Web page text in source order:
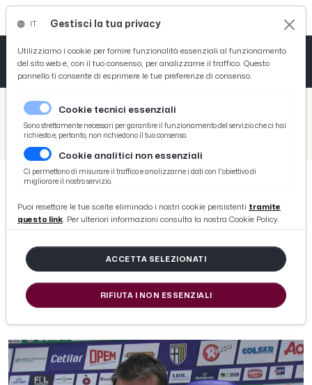
/ Picenotime
/ Serie B
/ Parma-Avellino 2-0, le voci di D'Aversa e Novellino post gara
Parma-Avellino 2-0, le voci di
D'Aversa e Novellino post gara
lunedì 30 ottobre 2017
Gestisci la tua privacy
Utilizziamo i cookie per fornire funzionalità essenziali al funzionamento
del sito web e, con il tuo consenso, per analizzarne il traffico. Questo
pannello ti consente di esprimere le tue preferenze di consenso.
Cookie tecnici essenziali
Sono strettamente necessari per garantire il funzionamento del servizio che ci hai
richiesto e, pertanto, non richiedono il tuo consenso.
Cookie analitici non essenziali
Ci permettono di misurare il traffico e analizzarne i dati con l'obiettivo di
migliorare il nostro servizio.
Puoi resettare le tue scelte eliminado i nostri cookie persistenti tramite
questo link. Per ulteriori informazioni consulta la nostra Cookie Policy.
ACCETTA SELEZIONATI
RIFIUTA I NON ESSENZIALI
Tutto News
Tutto Sport
Basket
Ciclismo
Tutto Curiosità